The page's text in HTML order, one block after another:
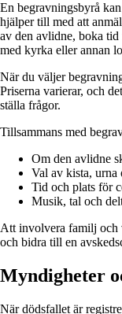
En begravningsbyrå
hjälper till med att
av den avlidne, boka
med kyrka eller annan
När du väljer
Priserna varierar, och
ställa frågor.
Tillsammans med
Om den avlidne
Val av kista, urna
Tid och plats för
Musik, tal och
Att involvera familj och
och bidra till en
Myndigheter
När dödsfallet är